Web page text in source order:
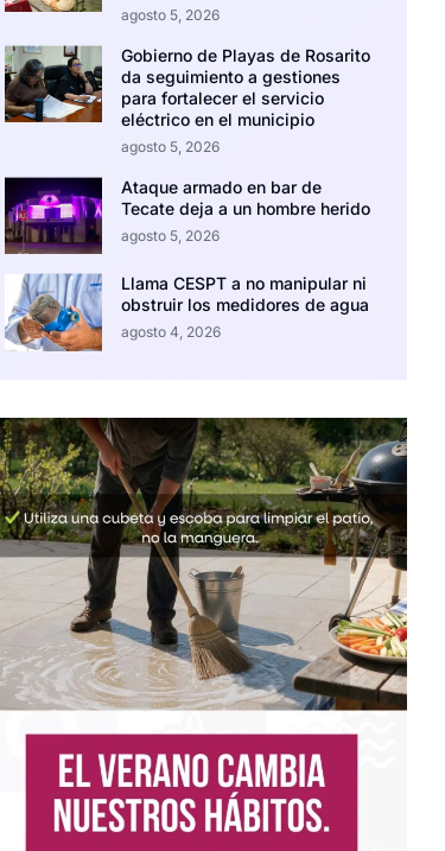
agosto 5, 2026
Gobierno de Playas de Rosarito
da seguimiento a gestiones
para fortalecer el servicio
eléctrico en el municipio
agosto 5, 2026
Ataque armado en bar de
Tecate deja a un hombre herido
agosto 5, 2026
Llama CESPT a no manipular ni
obstruir los medidores de agua
agosto 4, 2026